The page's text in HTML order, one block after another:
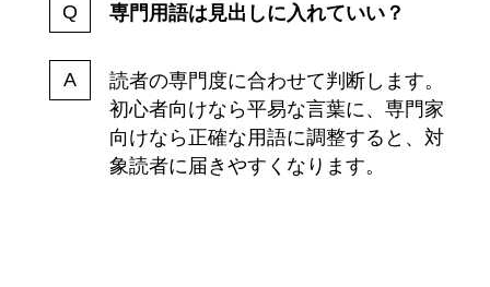
専門用語は見出しに入れていい？
読者の専門度に合わせて判断します。
初心者向けなら平易な言葉に、専門家
向けなら正確な用語に調整すると、対
象読者に届きやすくなります。